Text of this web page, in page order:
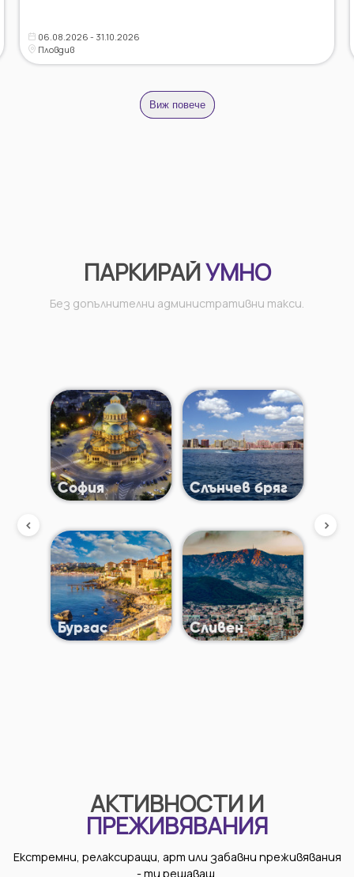
06.08.2026 - 31.10.2026
Пловдив
Виж повече
ПАРКИРАЙУМНО
Без допълнителни административни такси.
София Слънчев бряг
Бургас Сливен
АКТИВНОСТИ И
ПРЕЖИВЯВАНИЯ
Екстремни, релаксиращи, арт или забавни преживявания
- ти решаваш.